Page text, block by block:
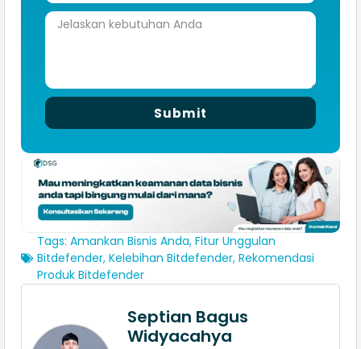
Submit
Tags: Amankan Bisnis Anda, Fitur Unggulan
Bitdefender, Kelebihan Bitdefender, Rekomendasi
Produk Bitdefender
Septian Bagus
Widyacahya